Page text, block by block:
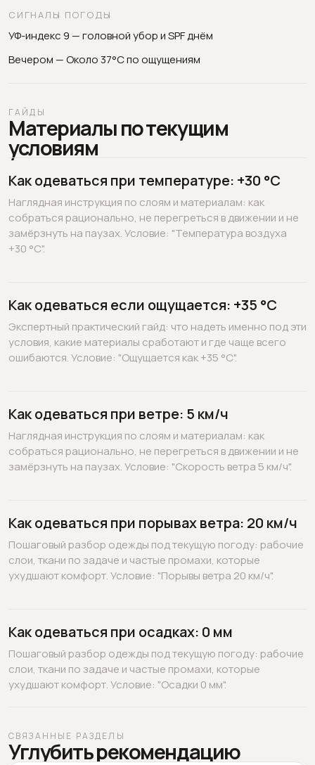
СИГНАЛЫ ПОГОДЫ
УФ-индекс 9 — головной убор и SPF днём
Вечером — Около 37°C по ощущениям
ГАЙДЫ
Материалы по текущим
условиям
Как одеваться при температуре: +30 °C
Наглядная инструкция по слоям и материалам: как
собраться рационально, не перегреться в движении и не
замёрзнуть на паузах. Условие: "Температура воздуха
+30 °C".
Как одеваться если ощущается: +35 °C
Экспертный практический гайд: что надеть именно под эти
условия, какие материалы сработают и где чаще всего
ошибаются. Условие: "Ощущается как +35 °C".
Как одеваться при ветре: 5 км/ч
Наглядная инструкция по слоям и материалам: как
собраться рационально, не перегреться в движении и не
замёрзнуть на паузах. Условие: "Скорость ветра 5 км/ч".
Как одеваться при порывах ветра: 20 км/ч
Пошаговый разбор одежды под текущую погоду: рабочие
слои, ткани по задаче и частые промахи, которые
ухудшают комфорт. Условие: "Порывы ветра 20 км/ч".
Как одеваться при осадках: 0 мм
Пошаговый разбор одежды под текущую погоду: рабочие
слои, ткани по задаче и частые промахи, которые
ухудшают комфорт. Условие: "Осадки 0 мм".
СВЯЗАННЫЕ РАЗДЕЛЫ
Углубить рекомендацию